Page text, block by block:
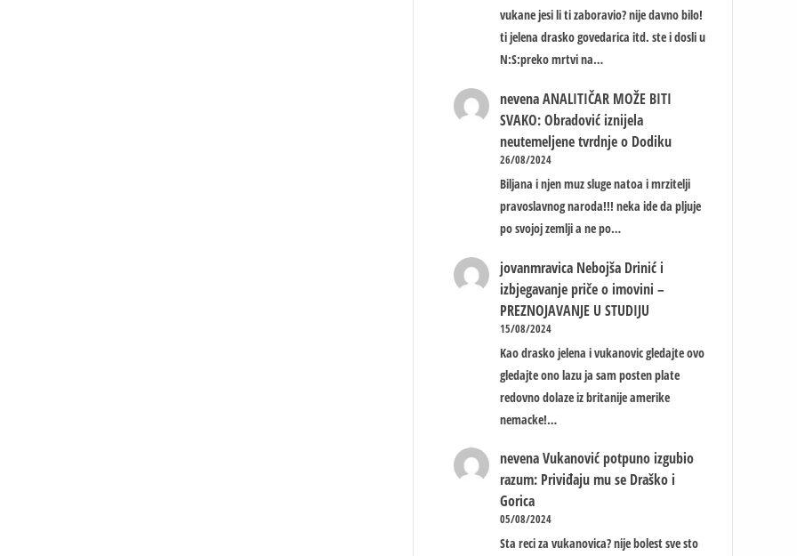
vukane jesi li ti zaboravio? nije davno bilo!
ti jelena drasko govedarica itd. ste i dosli u
N:S:preko mrtvi na…
nevena ANALITIČAR MOŽE BITI
SVAKO: Obradović iznijela
neutemeljene tvrdnje o Dodiku
26/08/2024
Biljana i njen muz sluge natoa i mrzitelji
pravoslavnog naroda!!! neka ide da pljuje
po svojoj zemlji a ne po…
jovanmravica Nebojša Drinić i
izbjegavanje priče o imovini –
PREZNOJAVANJE U STUDIJU
15/08/2024
Kao drasko jelena i vukanovic gledajte ovo
gledajte ono lazu ja sam posten plate
redovno dolaze iz britanije amerike
nemacke!…
nevena Vukanović potpuno izgubio
razum: Priviđaju mu se Draško i
Gorica
05/08/2024
Sta reci za vukanovica? nije bolest sve sto